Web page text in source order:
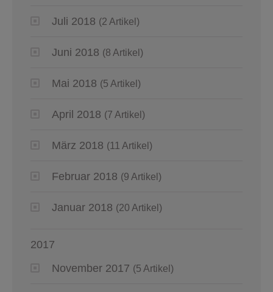
Juli 2018 (2 Artikel)
Juni 2018 (8 Artikel)
Mai 2018 (5 Artikel)
April 2018 (7 Artikel)
März 2018 (11 Artikel)
Februar 2018 (9 Artikel)
Januar 2018 (20 Artikel)
2017
November 2017 (5 Artikel)